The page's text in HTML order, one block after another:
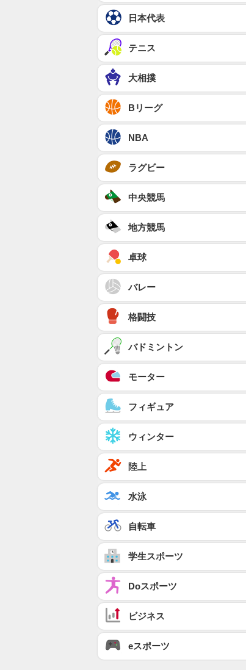
日本代表
テニス
大相撲
Bリーグ
NBA
ラグビー
中央競馬
地方競馬
卓球
バレー
格闘技
バドミントン
モーター
フィギュア
ウィンター
陸上
水泳
自転車
学生スポーツ
Doスポーツ
ビジネス
eスポーツ